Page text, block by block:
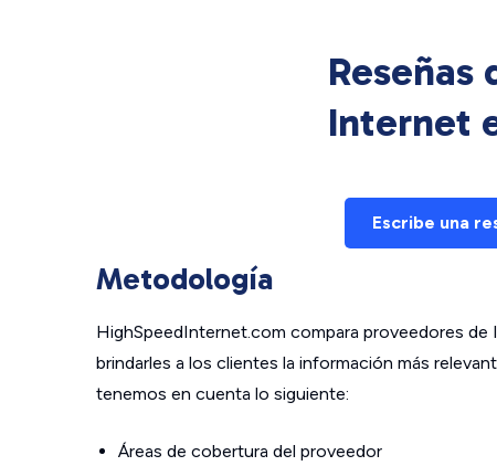
Reseñas
Internet
Escribe una
Metodología
HighSpeedInternet.com compara proveedores
brindarles a los clientes la información más
tenemos en cuenta lo siguiente:
Áreas de cobertura del proveedor